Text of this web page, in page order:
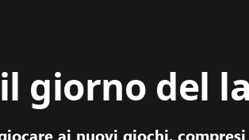
giorno del
ai nuovi giochi,